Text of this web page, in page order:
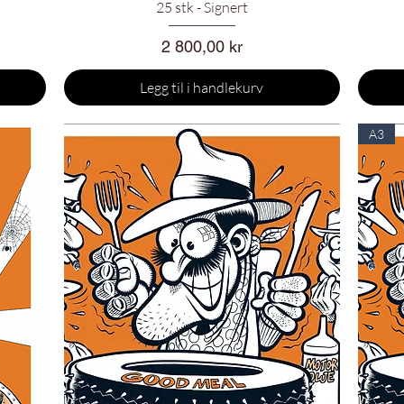
25 stk - Signert
Pris
2 800,00 kr
Legg til i handlekurv
A3